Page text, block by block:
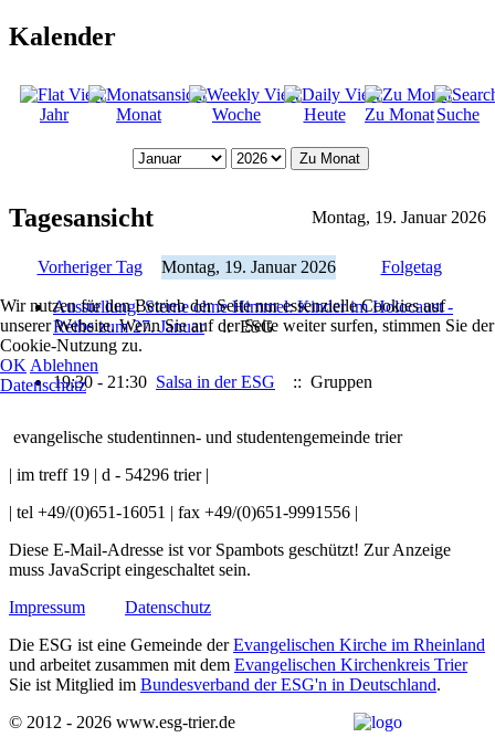
Kalender
Jahr Monat Woche Heute Zu MonatSuche
Zu Monat
Tagesansicht Montag, 19. Januar 2026
Vorheriger Tag Montag, 19. Januar 2026 Folgetag
Ausstellung: Sterne ohne Himmel: Kinder im Holocaust -
Reihe zum 27. Januar :: ESG
19:30 - 21:30 Salsa in der ESG :: Gruppen
evangelische studentinnen- und studentengemeinde trier
| im treff 19 | d - 54296 trier |
| tel +49/(0)651-16051 | fax +49/(0)651-9991556 |
Diese E-Mail-Adresse ist vor Spambots geschützt! Zur Anzeige
muss JavaScript eingeschaltet sein.
Impressum
Datenschutz
Die ESG ist eine Gemeinde derEvangelischen Kirche im Rheinland
und arbeitet zusammen mit dem Evangelischen Kirchenkreis Trier
Sie ist Mitglied im Bundesverband der ESG'n in Deutschland.
© 2012 - 2026 www.esg-trier.de
Wir nutzen für den Betrieb der Seite nur essenzielle Cookies auf
unserer Website. Wenn Sie auf der Seite weiter surfen, stimmen Sie der
Cookie-Nutzung zu.
OK Ablehnen
Datenschutz